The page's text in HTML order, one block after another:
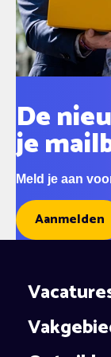
De
je
Meld je aan
Aanmelden